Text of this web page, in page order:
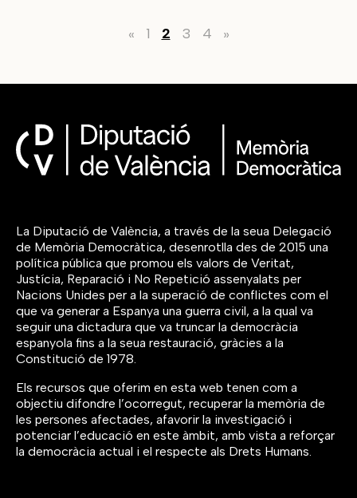
« 1 2 3 4 »
La Diputació de València, a través de la seua Delegació
de Memòria Democràtica, desenrotlla des de 2015 una
política pública que promou els valors de Veritat,
Justícia, Reparació i No Repetició assenyalats per
Nacions Unides per a la superació de conflictes com el
que va generar a Espanya una guerra civil, a la qual va
seguir una dictadura que va truncar la democràcia
espanyola fins a la seua restauració, gràcies a la
Constitució de 1978.
Els recursos que oferim en esta web tenen com a
objectiu difondre l’ocorregut, recuperar la memòria de
les persones afectades, afavorir la investigació i
potenciar l’educació en este àmbit, amb vista a reforçar
la democràcia actual i el respecte als Drets Humans.